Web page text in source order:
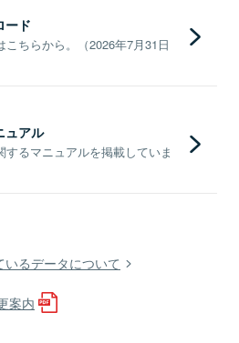
ード
ちらから。（2026年7月31日
ュアル
るマニュアルを掲載していま
るデータについて
案内